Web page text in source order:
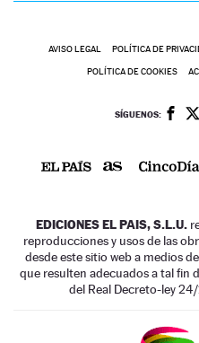
AVISO LEGAL POLÍTICA DE
POLÍTICA DE COOKIES
SÍGUENOS:
EDICIONES EL PAIS, S.L.U.
reproducciones y usos de las
desde este sitio web a medios
que resulten adecuados a tal fin
del Real Decreto-ley